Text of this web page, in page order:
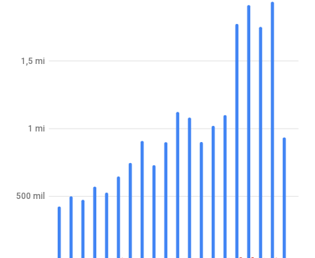
500 mil
1 mi
1,5 mi